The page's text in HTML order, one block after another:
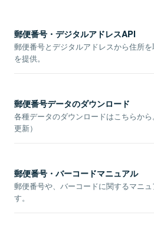
郵便番号・デジタルアドレスAPI
郵便番号とデジタルアドレスから住所
を提供。
郵便番号データのダウンロード
各種データのダウンロードはこちらか
更新）
郵便番号・バーコードマニュアル
郵便番号や、バーコードに関するマニ
す。